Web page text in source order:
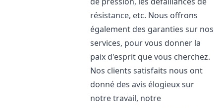
résistance, etc. Nous offrons
également des garanties sur nos
services, pour vous donner la
paix d'esprit que vous cherchez.
Nos clients satisfaits nous ont
donné des avis élogieux sur
notre travail, notre